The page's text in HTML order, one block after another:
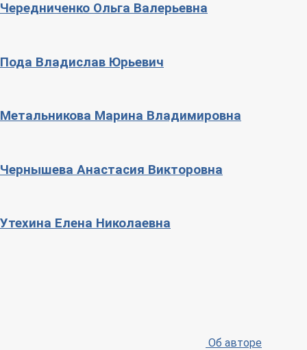
Чередниченко Ольга Валерьевна
Пода Владислав Юрьевич
Метальникова Марина Владимировна
Чернышева Анастасия Викторовна
Утехина Елена Николаевна
Об авторе